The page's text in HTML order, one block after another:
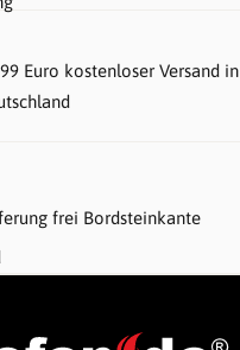
Euro kostenloser Versand in
frei Bordsteinkante